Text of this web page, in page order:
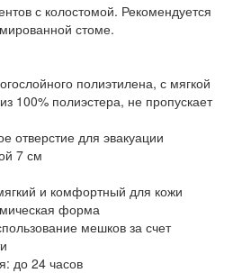
с колостомой. Рекомендуется
стоме.
полиэтилена, с мягкой
100% полиэстера, не пропускает
отверстие для эвакуации
7 см
и комфортный для кожи
форма
мешков за счет
до 24 часов